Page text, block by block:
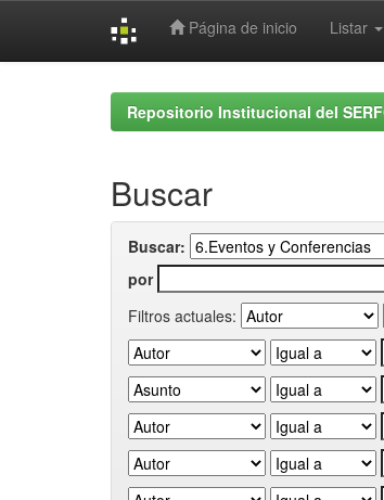
Página de inicio Listar
Repositorio Institucional del
Buscar
Buscar:
por
Filtros actuales: